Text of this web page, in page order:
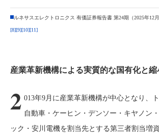
ルネサスエレクトロニクス 有価証券報告書 第24期（2025年12月
[8][9][10][11]
産業革新機構による実質的な国有化と
2 013年9月に産業革新機構が中心となり、
自動車・ケーヒン・デンソー・キヤノン
ック・安川電機を割当先とする第三者割当増